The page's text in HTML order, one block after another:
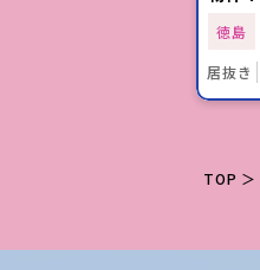
徳島
居抜き
TOP ＞